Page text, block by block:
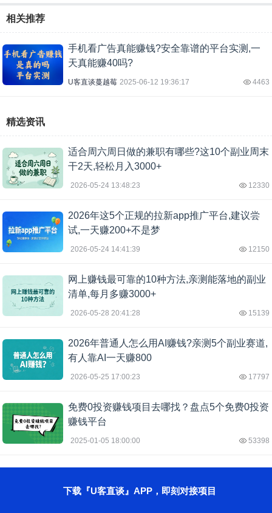
相关推荐
手机看广告真能赚钱?安全靠谱的平台实测,一
天真能赚40吗?
U客直谈蔓越莓 2025-06-12 19:36:17 4463
精选资讯
适合周六周日做的兼职有哪些?这10个副业周末
干2天,轻松月入3000+
2026-05-24 13:48:23 12330
2026年这5个正规的拉新app推广平台,建议尝
试,一天赚200+不是梦
2026-05-24 14:41:39 12150
网上赚钱最可靠的10种方法,亲测能落地的副业
清单,每月多赚3000+
2026-05-28 20:41:28 15139
2026年普通人怎么用AI赚钱?亲测5个副业赛道,
有人靠AI一天赚800
2026-05-25 17:00:23 17797
免费0投资赚钱项目去哪找？盘点5个免费0投资
赚钱平台
2025-01-05 18:00:00 53398
下载『U客直谈』APP，即刻对接项目